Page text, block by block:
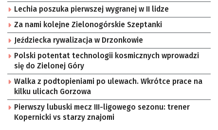
Lechia poszuka pierwszej wygranej w II lidze
Za nami kolejne Zielonogórskie Szeptanki
Jeździecka rywalizacja w Drzonkowie
Polski potentat technologii kosmicznych wprowadzi
się do Zielonej Góry
Walka z podtopieniami po ulewach. Wkrótce prace na
kilku ulicach Gorzowa
Pierwszy lubuski mecz III-ligowego sezonu: trener
Kopernicki vs starzy znajomi